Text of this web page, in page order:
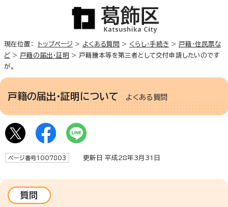
現在位置： トップページ > よくある質問 > くらし・手続き > 戸籍・住民票な
ど > 戸籍の届出・証明 > 戸籍謄本等を第三者として交付申請したいのです
が。
戸籍の届出・証明について よくある質問
ページ番号1007803 更新日 平成28年3月31日
質問